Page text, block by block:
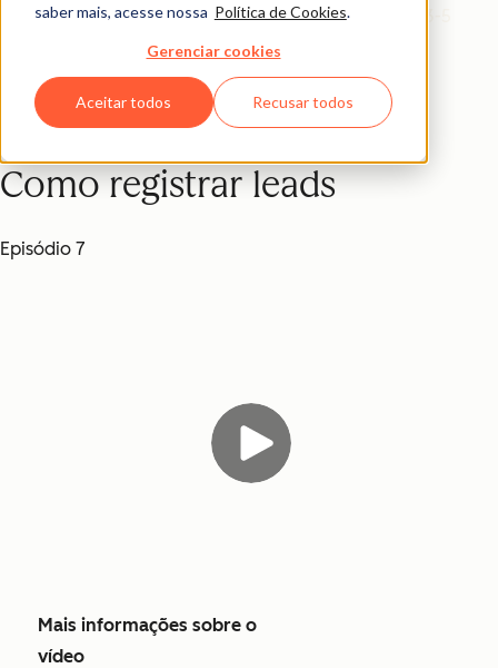
saber mais, acesse nossa Política de Cookies.
Gerenciar cookies
Aceitar todos Recusar todos
aprendizado através de vídeos rápidos (entre 3-5
minutos) e webinars.
Como registrar leads
Episódio 7
Mais informações sobre o
vídeo